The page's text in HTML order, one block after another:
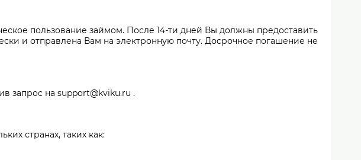
пользование займом. После 14-ти дней Вы должны предоставить
и отправлена Вам на электронную почту. Досрочное погашение не
запрос на support@kviku.ru .
странах, таких как: